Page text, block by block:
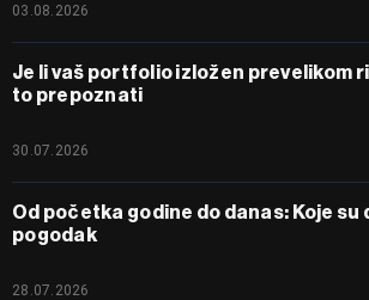
03.08.2026
Je li vaš portfolio izložen prevelikom
to prepoznati
30.07.2026
Od početka godine do danas: Koje su
pogodak
28.07.2026